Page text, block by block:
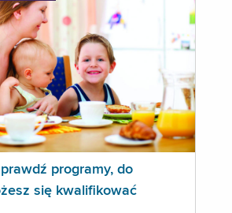
programy, do
się kwalifikować